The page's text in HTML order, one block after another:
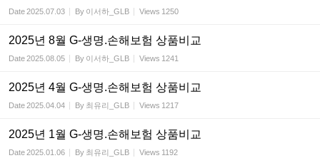
Date2025.07.03 By 이서하_GLB Views 1250
2025년 8월 G-생명.손해보험 상품비교
Date2025.08.05 By 이서하_GLB Views 1241
2025년 4월 G-생명.손해보험 상품비교
Date2025.04.04 By 최유리_GLB Views 1217
2025년 1월 G-생명.손해보험 상품비교
Date2025.01.06 By 최유리_GLB Views 1192